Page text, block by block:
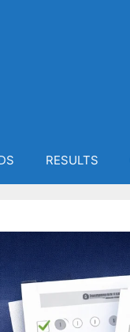
RESULTS